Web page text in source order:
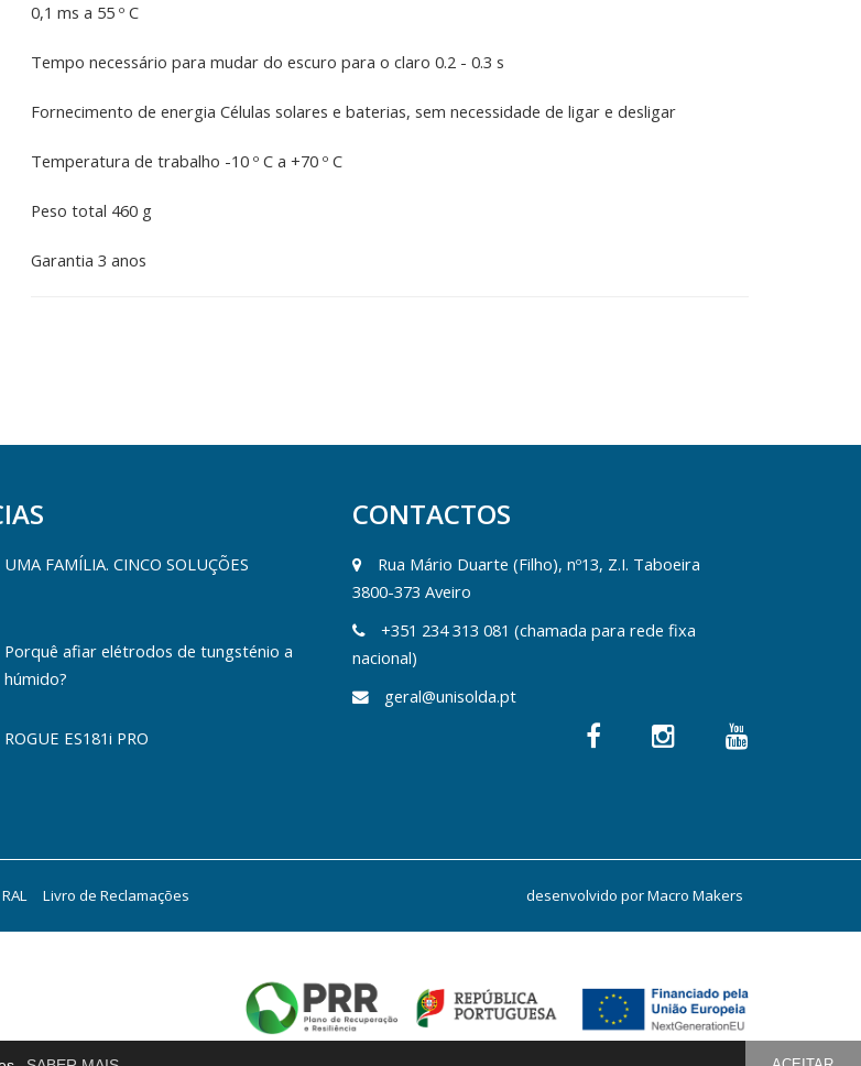
0,1 ms a 55 º C
Tempo necessário para mudar do escuro para o claro 0.2 - 0.3 s
Fornecimento de energia Células solares e baterias, sem necessidade de ligar e desligar
Temperatura de trabalho -10 º C a +70 º C
Peso total 460 g
Garantia 3 anos
UMA FAMÍLIA. CINCO SOLUÇÕES
Porquê afiar elétrodos de tungsténio a
húmido?
ROGUE ES181i PRO
CONTACTOS
Rua Mário Duarte (Filho), nº13, Z.I. Taboeira
3800-373 Aveiro
+351 234 313 081 (chamada para rede fixa
nacional)
geral@unisolda.pt
Livro de Reclamações desenvolvido porMacro Makers